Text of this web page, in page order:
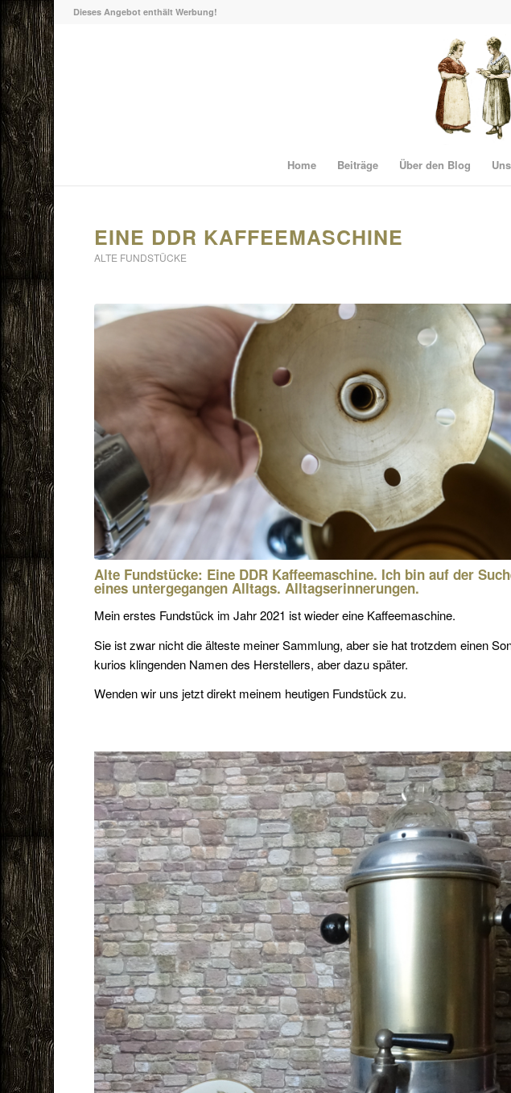
Dieses Angebot enthält Werbung!
Home Beiträge Über den Blog
EINE DDR KAFFEEMASCHINE
ALTE FUNDSTÜCKE
Alte Fundstücke: Eine DDR Kaffeemaschine. Ich bin auf der
eines untergegangen Alltags. Alltagserinnerungen.
Mein erstes Fundstück im Jahr 2021 ist wieder eine Kaffeemaschine.
Sie ist zwar nicht die älteste meiner Sammlung, aber sie hat trotzdem einen
kurios klingenden Namen des Herstellers, aber dazu später.
Wenden wir uns jetzt direkt meinem heutigen Fundstück zu.